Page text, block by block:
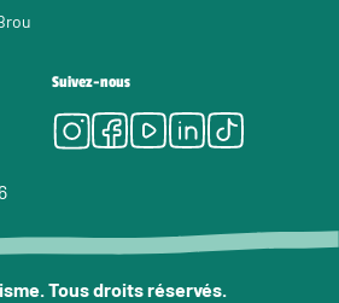
Suivez-nous
Instagram
Facebook
Youtube
LinkedIn
Tiktok
Tous droits réservés.